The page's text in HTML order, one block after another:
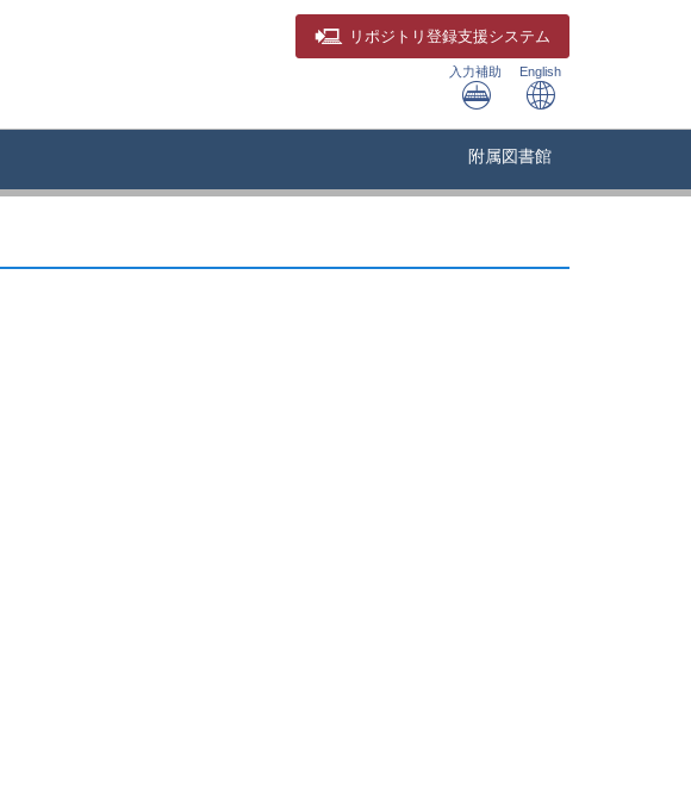
リポジトリ 登録支援システム
入力補助 English
附属図書館